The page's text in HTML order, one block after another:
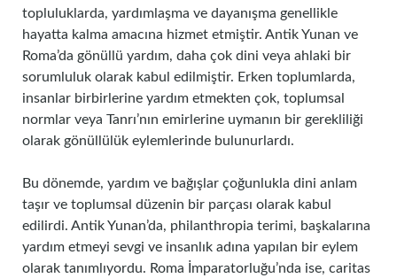
topluluklarda, yardımlaşma ve dayanışma genellikle
hayatta kalma amacına hizmet etmiştir. Antik Yunan ve
Roma’da gönüllü yardım, daha çok dini veya ahlaki bir
sorumluluk olarak kabul edilmiştir. Erken toplumlarda,
insanlar birbirlerine yardım etmekten çok, toplumsal
normlar veya Tanrı’nın emirlerine uymanın bir gerekliliği
olarak gönüllülük eylemlerinde bulunurlardı.
Bu dönemde, yardım ve bağışlar çoğunlukla dini anlam
taşır ve toplumsal düzenin bir parçası olarak kabul
edilirdi. Antik Yunan’da, philanthropia terimi, başkalarına
yardım etmeyi sevgi ve insanlık adına yapılan bir eylem
olarak tanımlıyordu. Roma İmparatorluğu’nda ise, caritas